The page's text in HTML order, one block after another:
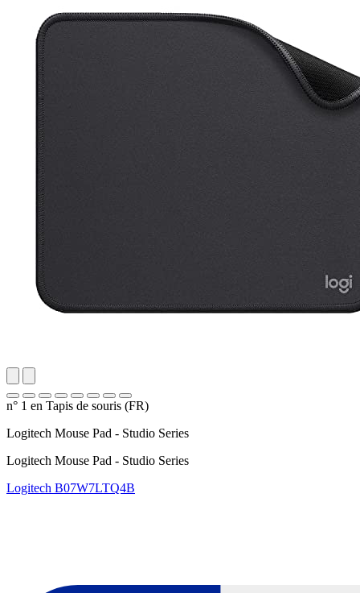
n° 1 en Tapis de souris (FR)
Logitech Mouse Pad - Studio Series
Logitech Mouse Pad - Studio Series
Logitech B07W7LTQ4B